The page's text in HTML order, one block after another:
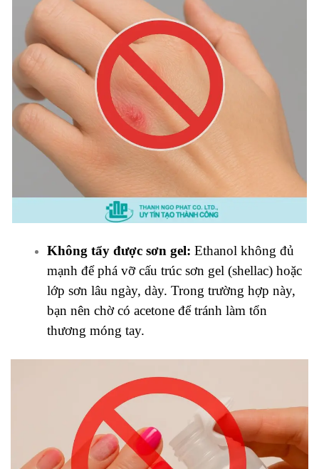
Không tẩy được sơn gel: Ethanol không đủ
mạnh để phá vỡ cấu trúc sơn gel (shellac) hoặc
lớp sơn lâu ngày, dày. Trong trường hợp này,
bạn nên chờ có acetone để tránh làm tổn
thương móng tay.